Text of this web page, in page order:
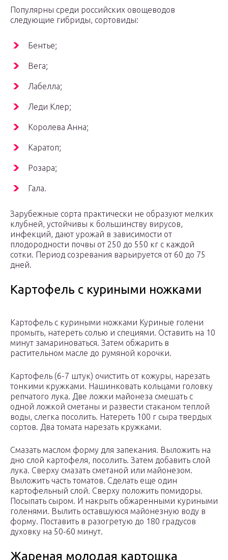
Популярны среди российских овощеводов
следующие гибриды, сортовиды:
Бентье;
Вега;
Лабелла;
Леди Клер;
Королева Анна;
Каратоп;
Розара;
Гала.
Зарубежные сорта практически не образуют мелких
клубней, устойчивы к большинству вирусов,
инфекций, дают урожай в зависимости от
плодородности почвы от 250 до 550 кг с каждой
сотки. Период созревания варьируется от 60 до 75
дней.
Картофель с куриными ножками
Картофель с куриными ножками Куриные голени
промыть, натереть солью и специями. Оставить на 10
минут замариноваться. Затем обжарить в
растительном масле до румяной корочки.
Картофель (6-7 штук) очистить от кожуры, нарезать
тонкими кружками. Нашинковать кольцами головку
репчатого лука. Две ложки майонеза смешать с
одной ложкой сметаны и развести стаканом теплой
воды, слегка посолить. Натереть 100 г сыра твердых
сортов. Два томата нарезать кружками.
Смазать маслом форму для запекания. Выложить на
дно слой картофеля, посолить. Затем добавить слой
лука. Сверху смазать сметаной или майонезом.
Выложить часть томатов. Сделать еще один
картофельный слой. Сверху положить помидоры.
Посыпать сыром. И накрыть обжаренными куриными
голенями. Вылить оставшуюся майонезную воду в
форму. Поставить в разогретую до 180 градусов
духовку на 50-60 минут.
Жареная молодая картошка